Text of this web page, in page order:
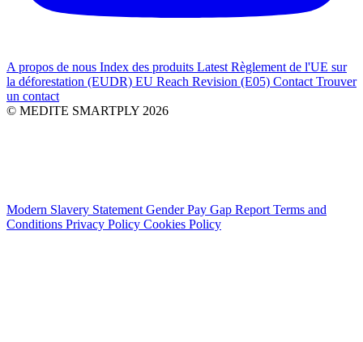
A propos de nous Index des produits Latest Règlement de l'UE sur
la déforestation (EUDR) EU Reach Revision (E05) Contact Trouver
un contact
© MEDITE SMARTPLY 2026
Modern Slavery Statement Gender Pay Gap Report Terms and
Conditions Privacy Policy Cookies Policy